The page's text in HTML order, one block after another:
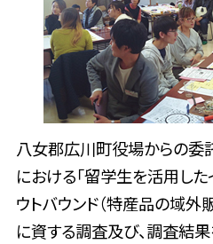
八女郡広川町役場からの委
における「留学生を活用した
ウトバウンド（特産品の域外
に資する調査及び、調査結